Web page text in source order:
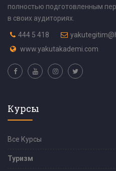
полностью подготовленным
в своих аудиториях.
444 5 418
www.yakutakademi.com
Курсы
Все Курсы
Туризм